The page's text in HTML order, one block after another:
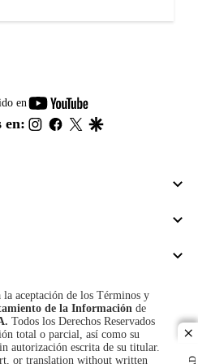
en
youtube-
footer
en: instagram
facebook
twitter
aceptación de los Términos y
de la Información de
Todos los Derechos Reservados
total o parcial, así como su
autorización escrita de su titular.
or translation without written